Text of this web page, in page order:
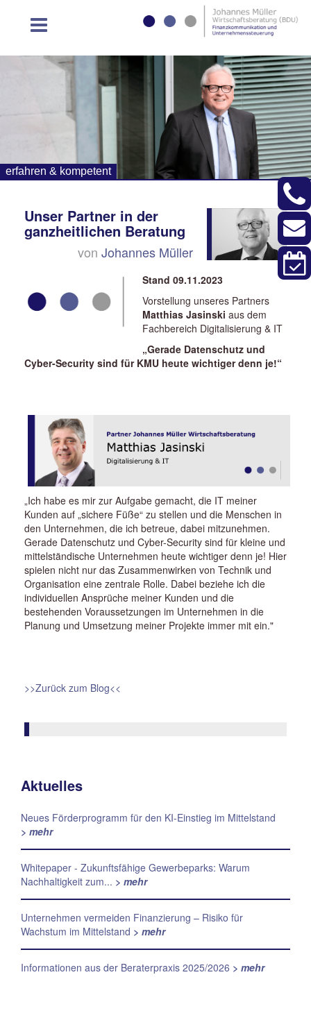
erfahren & kompetent
Unser Partner in der
ganzheitlichen Beratung
von Johannes Müller
Stand 09.11.2023
Vorstellung unseres Partners
Matthias Jasinski aus dem
Fachbereich Digitalisierung & IT
„Gerade Datenschutz und
Cyber-Security sind für KMU heute wichtiger denn je!“
„Ich habe es mir zur Aufgabe gemacht, die IT meiner
Kunden auf „sichere Füße“ zu stellen und die Menschen in
den Unternehmen, die ich betreue, dabei mitzunehmen.
Gerade Datenschutz und Cyber-Security sind für kleine und
mittelständische Unternehmen heute wichtiger denn je! Hier
spielen nicht nur das Zusammenwirken von Technik und
Organisation eine zentrale Rolle. Dabei beziehe ich die
individuellen Ansprüche meiner Kunden und die
bestehenden Voraussetzungen im Unternehmen in die
Planung und Umsetzung meiner Projekte immer mit ein."
>>Zurück zum Blog<<
Aktuelles
Neues Förderprogramm für den KI-Einstieg im Mittelstand
> mehr
Whitepaper - Zukunftsfähige Gewerbeparks: Warum
Nachhaltigkeit zum... > mehr
Unternehmen vermeiden Finanzierung – Risiko für
Wachstum im Mittelstand > mehr
Informationen aus der Beraterpraxis 2025/2026 > mehr